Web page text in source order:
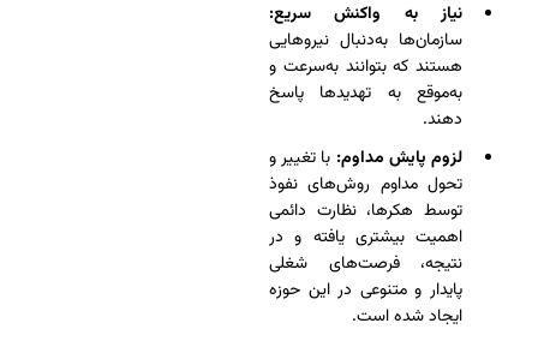
نیاز به واکنش سریع:
سازمان‌ها به‌دنبال نیروهایی
هستند که بتوانند به‌سرعت و
به‌موقع به تهدیدها پاسخ
دهند.
لزوم پایش مداوم: با تغییر و
تحول مداوم روش‌های نفوذ
توسط هکرها، نظارت دائمی
اهمیت بیشتری یافته و در
نتیجه، فرصت‌های شغلی
پایدار و متنوعی در این حوزه
ایجاد شده است.